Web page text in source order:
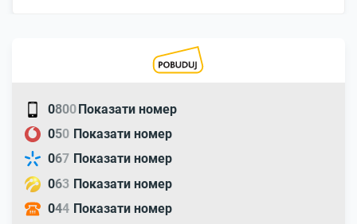
0800Показати номер
050 Показати номер
067 Показати номер
063 Показати номер
044 Показати номер